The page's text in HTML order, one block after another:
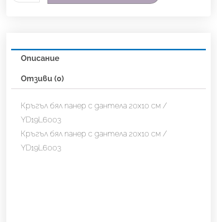
панер
дантела
20х10
YD19L6003
Описание
Отзиви (0)
Кръгъл бял панер с дантела 20х10 см /
YD19L6003
Кръгъл бял панер с дантела 20х10 см /
YD19L6003